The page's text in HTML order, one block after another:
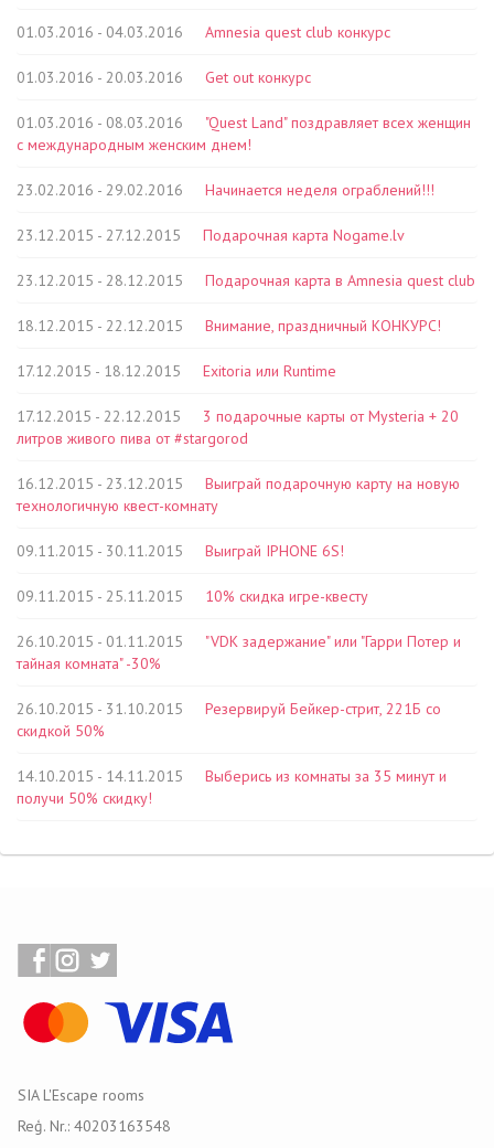
01.03.2016 - 04.03.2016 Amnesia quest club конкурс
01.03.2016 - 20.03.2016 Get out конкурс
01.03.2016 - 08.03.2016
"Quest Land" поздравляет всех женщин
с международным женским днем!
23.02.2016 - 29.02.2016 Начинается неделя ограблений!!!
23.12.2015 - 27.12.2015 Подарочная карта Nogame.lv
23.12.2015 - 28.12.2015 Подарочная карта в Amnesia quest club
18.12.2015 - 22.12.2015 Внимание, праздничный КОНКУРС!
17.12.2015 - 18.12.2015 Exitoria или Runtime
17.12.2015 - 22.12.2015
3 подарочные карты от Mysteria + 20
литров живого пива от #stargorod
16.12.2015 - 23.12.2015
Выиграй подарочную карту на новую
технологичную квест-комнату
09.11.2015 - 30.11.2015 Выиграй IPHONE 6S!
09.11.2015 - 25.11.2015 10% скидка игре-квесту
26.10.2015 - 01.11.2015
"VDK задержание" или "Гарри Потер и
тайная комната" -30%
26.10.2015 - 31.10.2015
Резервируй Бейкер-стрит, 221Б со
скидкой 50%
14.10.2015 - 14.11.2015
Выберись из комнаты за 35 минут и
получи 50% скидку!
SIA L'Escape rooms
Reģ. Nr.: 40203163548